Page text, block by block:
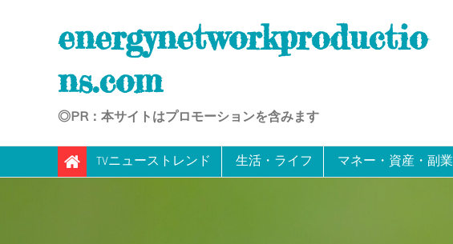
energynetworkproductio
ns.com
◎PR：本サイトはプロモーションを含みます
TVニューストレンド 生活・ライフ マネー・資産・副業